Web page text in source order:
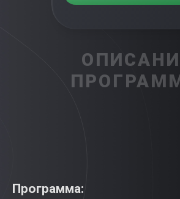
Программа: